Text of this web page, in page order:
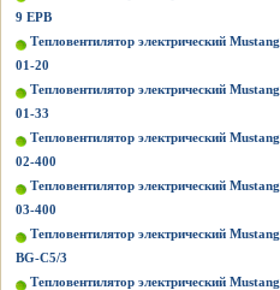
9 EPB
Тепловентилятор электрический Mustang
01-20
Тепловентилятор электрический Mustang
01-33
Тепловентилятор электрический Mustang
02-400
Тепловентилятор электрический Mustang
03-400
Тепловентилятор электрический Mustang
BG-C5/3
Тепловентилятор электрический Mustang